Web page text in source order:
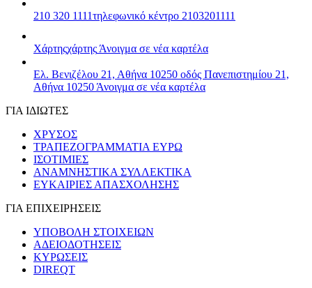
210 320 1111τηλεφωνικό κέντρο 2103201111
Χάρτηςχάρτης Άνοιγμα σε νέα καρτέλα
Ελ. Βενιζέλου 21, Αθήνα 10250 οδός Πανεπιστημίου 21,
Αθήνα 10250 Άνοιγμα σε νέα καρτέλα
ΓΙΑ ΙΔΙΩΤΕΣ
ΧΡΥΣΟΣ
ΤΡΑΠΕΖΟΓΡΑΜΜΑΤΙΑ ΕΥΡΩ
ΙΣΟΤΙΜΙΕΣ
ΑΝΑΜΝΗΣΤΙΚΑ ΣΥΛΛΕΚΤΙΚΑ
ΕΥΚΑΙΡΙΕΣ ΑΠΑΣΧΟΛΗΣΗΣ
ΓΙΑ ΕΠΙΧΕΙΡΗΣΕΙΣ
ΥΠΟΒΟΛΗ ΣΤΟΙΧΕΙΩΝ
ΑΔΕΙΟΔΟΤΗΣΕΙΣ
ΚΥΡΩΣΕΙΣ
DIREQT